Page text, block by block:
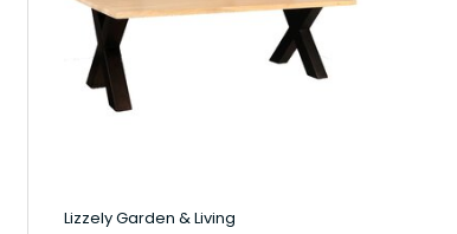
Lizzely Garden & Living